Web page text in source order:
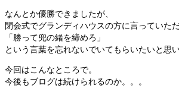
なんとか優勝できましたが、
閉会式でグランディハウスの方に言っていただ
「勝って兜の緒を締めろ」
という言葉を忘れないでいてもらいたいと思い
今回はこんなところで。
今後もブログは続けられるのか。。。